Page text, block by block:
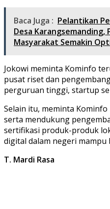
Baca Juga : Pelantikan
Desa Karangsemanding,
Masyarakat Semakin
Jokowi meminta Kominfo
pusat riset dan
perguruan tinggi, startup
Selain itu, meminta
serta mendukung
sertifikasi produk-produk
digital dalam negeri mampu
T. Mardi Rasa